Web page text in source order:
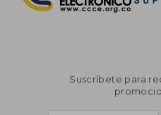
Suscríbete para